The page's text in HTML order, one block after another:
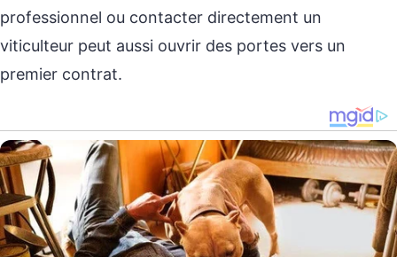
professionnel ou contacter directement un
viticulteur peut aussi ouvrir des portes vers un
premier contrat.